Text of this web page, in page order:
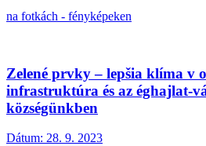
na fotkách - fényképeken
Zelené prvky – lepšia klíma v
infrastruktúra és az éghajlat-
községünkben
Dátum: 28. 9. 2023